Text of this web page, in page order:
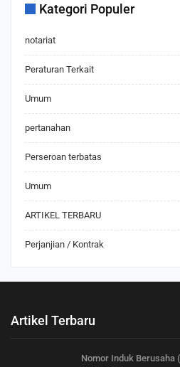
Kategori Populer
notariat
Peraturan Terkait
Umum
pertanahan
Perseroan terbatas
Umum
ARTIKEL TERBARU
Perjanjian / Kontrak
Artikel Terbaru
Nomor Induk Berusaha